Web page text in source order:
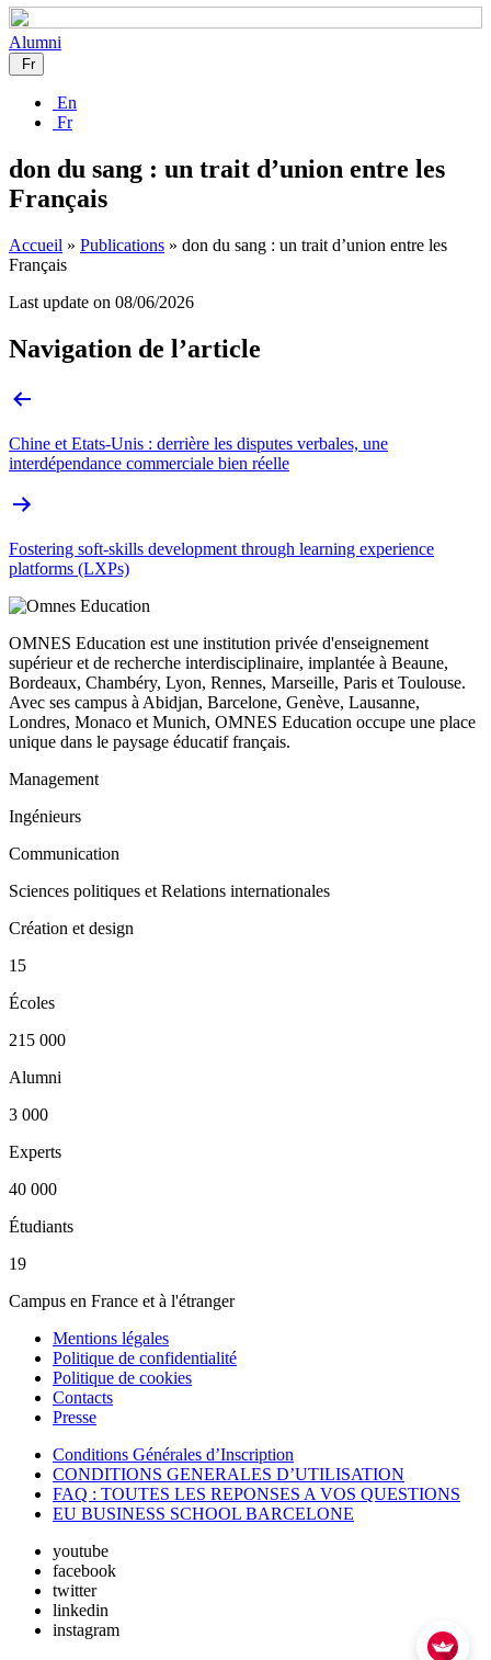
Alumni
Fr
En
Fr
don du sang : un trait d’union entre les
Français
Accueil » Publications » don du sang : un trait d’union entre les
Français
Last update on 08/06/2026
Navigation de l’article
Chine et Etats-Unis : derrière les disputes verbales, une
interdépendance commerciale bien réelle
Fostering soft-skills development through learning experience
platforms (LXPs)
OMNES Education est une institution privée d'enseignement
supérieur et de recherche interdisciplinaire, implantée à Beaune,
Bordeaux, Chambéry, Lyon, Rennes, Marseille, Paris et Toulouse.
Avec ses campus à Abidjan, Barcelone, Genève, Lausanne,
Londres, Monaco et Munich, OMNES Education occupe une place
unique dans le paysage éducatif français.
Management
Ingénieurs
Communication
Sciences politiques et Relations internationales
Création et design
15
Écoles
215 000
Alumni
3 000
Experts
40 000
Étudiants
19
Campus en France et à l'étranger
Mentions légales
Politique de confidentialité
Politique de cookies
Contacts
Presse
Conditions Générales d’Inscription
CONDITIONS GENERALES D’UTILISATION
FAQ : TOUTES LES REPONSES A VOS QUESTIONS
EU BUSINESS SCHOOL BARCELONE
youtube
facebook
twitter
linkedin
instagram